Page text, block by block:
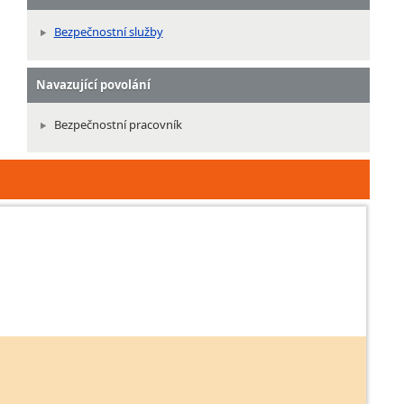
Bezpečnostní služby
Navazující povolání
Bezpečnostní pracovník